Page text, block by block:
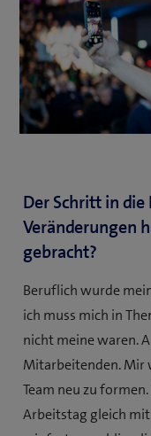
Der Schritt in
Veränderungen
gebracht?
Beruflich wurde
ich muss mich in
nicht meine waren.
Mitarbeitenden. Mir
Team neu zu
Arbeitstag gleich